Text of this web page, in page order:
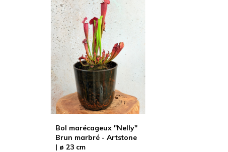
Bol marécageux "Nelly"
Brun marbré - Artstone
| ø 23 cm